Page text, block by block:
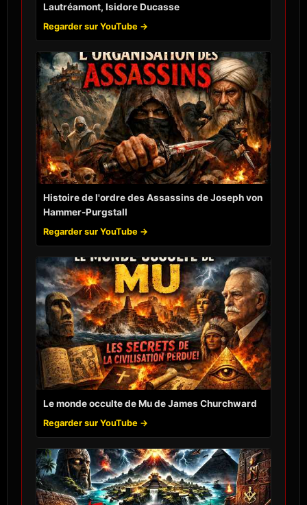
Lautréamont, Isidore Ducasse
Regarder sur YouTube →
Histoire de l'ordre des Assassins de Joseph von
Hammer-Purgstall
Regarder sur YouTube →
Le monde occulte de Mu de James Churchward
Regarder sur YouTube →